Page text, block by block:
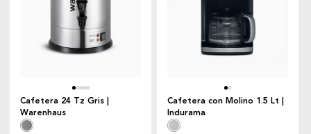
Cafetera 24 Tz Gris |
Warenhaus
Cafetera con Molino 1.5 Lt |
Indurama